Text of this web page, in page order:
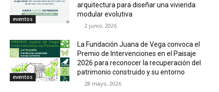
eventos
arquitectura para diseñar una vivienda
modular evolutiva
2 junio, 2026
eventos
La Fundación Juana de Vega convoca el
Premio de Intervenciones en el Paisaje
2026 para reconocer la recuperación del
patrimonio construido y su entorno
28 mayo, 2026